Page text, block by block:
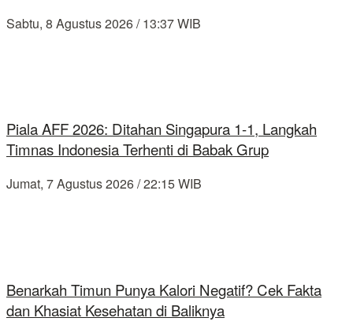
Sabtu, 8 Agustus 2026 / 13:37 WIB
Piala AFF 2026: Ditahan Singapura 1-1, Langkah
Timnas Indonesia Terhenti di Babak Grup
Jumat, 7 Agustus 2026 / 22:15 WIB
Benarkah Timun Punya Kalori Negatif? Cek Fakta
dan Khasiat Kesehatan di Baliknya